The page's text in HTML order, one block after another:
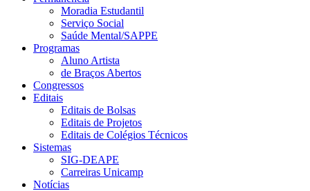
Moradia Estudantil
Serviço Social
Saúde Mental/SAPPE
Programas
Aluno Artista
de Braços Abertos
Congressos
Editais
Editais de Bolsas
Editais de Projetos
Editais de Colégios Técnicos
Sistemas
SIG-DEAPE
Carreiras Unicamp
Notícias